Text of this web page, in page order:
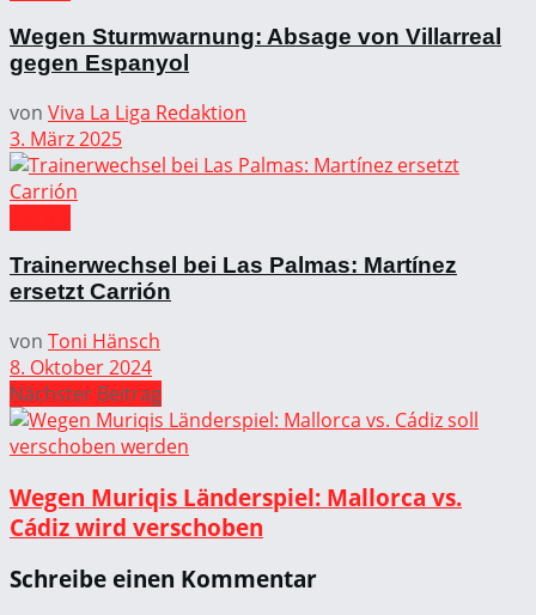
Wegen Sturmwarnung: Absage von Villarreal
gegen Espanyol
von Viva La Liga Redaktion
3. März 2025
Trainerwechsel bei Las Palmas: Martínez
ersetzt Carrión
von Toni Hänsch
8. Oktober 2024
Nächster Beitrag
Wegen Muriqis Länderspiel: Mallorca vs.
Cádiz wird verschoben
Schreibe einen Kommentar